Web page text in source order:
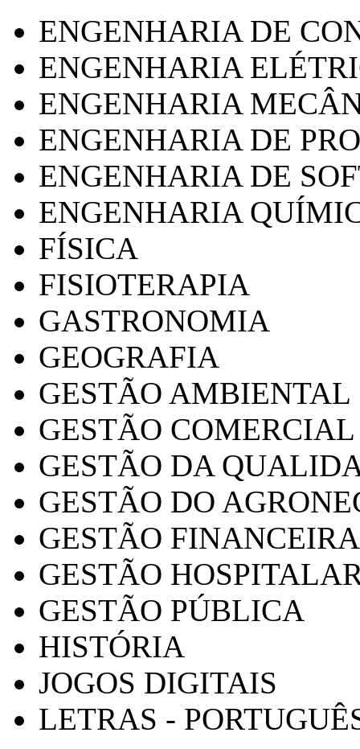
ENGENHARIA DE
ENGENHARIA
ENGENHARIA
ENGENHARIA DE
ENGENHARIA DE
ENGENHARIA
FÍSICA
FISIOTERAPIA
GASTRONOMIA
GEOGRAFIA
GESTÃO AMBIENTAL
GESTÃO COMERCIAL
GESTÃO DA
GESTÃO DO
GESTÃO FINANCEIRA
GESTÃO
GESTÃO PÚBLICA
HISTÓRIA
JOGOS DIGITAIS
LETRAS -